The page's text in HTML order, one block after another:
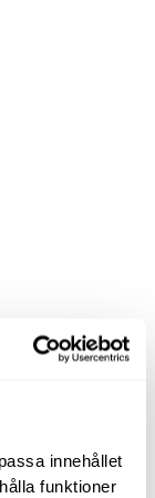
innehållet
funktioner